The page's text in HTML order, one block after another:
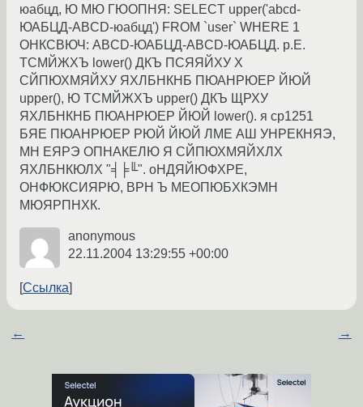
юабцд, Ю МЮ ГЮОПНЯ: SELECT upper('abcd-
ЮАБЦД-ABCD-юабцд') FROM `user` WHERE 1
ОНКСВЮЧ: ABCD-ЮАБЦД-ABCD-ЮАБЦД. р.Е.
ТСМЙЖХЪ lower() ДКЪ ПСЯЯЙХУ Х
СЙПЮХМЯЙХУ ЯХЛБНКНБ ПЮАНРЮЕР ЙЮЙ
upper(), Ю ТСМЙЖХЪ upper() ДКЪ ЩРХУ
ЯХЛБНКНБ ПЮАНРЮЕР ЙЮЙ lower(). я cp1251
БЯЕ ПЮАНРЮЕР РЮЙ ЙЮЙ ЛМЕ АШ УНРЕКНЯЭ,
МН ЕЯРЭ ОПНАКЕЛЮ Я СЙПЮХМЯЙХЛХ
ЯХЛБНКЮЛХ "╡╞╙". оНДЯЙЮФХРЕ,
ОНФЮКСИЯРЮ, ВРН Ъ МЕОПЮБХКЭМН
МЮЯРПНХК.
anonymous
22.11.2004 13:29:55 +00:00
Ссылка
← →